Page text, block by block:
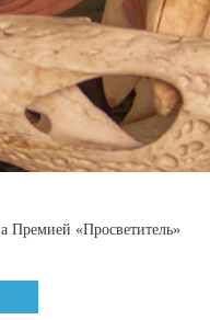
Премией «Просветитель»